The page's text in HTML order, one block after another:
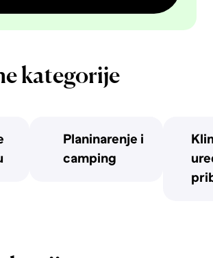
kategorije
Planinarenje i
camping